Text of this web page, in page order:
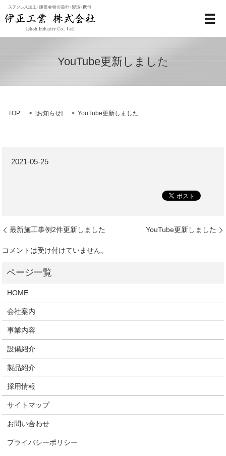
メ
YouTube更新しました
TOP [お知らせ] YouTube更新しました
2021-05-25
最新施工事例2件更新しました YouTube更新しました
コメントは受け付けていません。
HOME
会社案内
事業内容
設備紹介
製品紹介
採用情報
サイトマップ
お問い合わせ
プライバシーポリシー